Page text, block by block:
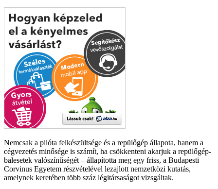
Nemcsak a pilóta felkészültsége és a repülőgép állapota, hanem a
cégvezetés minősége is számít, ha csökkenteni akarjuk a repülőgép-
balesetek valószínűségét – állapította meg egy friss, a Budapesti
Corvinus Egyetem részvételével lezajlott nemzetközi kutatás,
amelynek keretében több száz légitársaságot vizsgáltak.